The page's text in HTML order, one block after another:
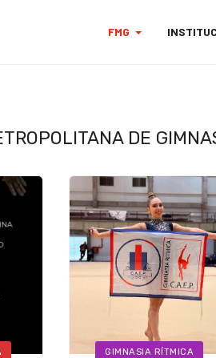
FMG
DE
GIMNASIA RÍTMICA